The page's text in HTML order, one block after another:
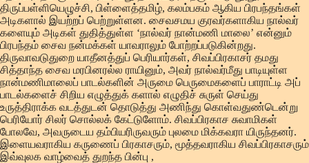
திருப்பள்ளியெழுச்சி, பிள்ளைத்தமிழ், கலம்பகம் ஆகிய பிரபந்தங்கள்
அடிகளால் இயற்றப் பெற்றுள்ளன. சைவசமய குரவர்களாகிய நால்வர்
களையும் அடிகள் துதித்துள்ள ‘நால்வர் நான்மணி மாலை’ என்னும்
பிரபந்தம் சைவ நன்மக்கள் யாவராலும் போற்றப்படுகின்றது.
திருவாவடுதுறை யாதீனத்துப் பெரியார்கள், சிவப்பிரகாசர் தமது
சித்தாந்த சைவ மரபினரல்ல ராயினும், அவர் நால்வர்மீது பாடியுள்ள
நான்மணிமாலைப் பாடல்களின் அருமை பெருமைகளைப் பாராட்டி அப்
பாடல்களைச் சிறிய எழுத்துக் களால் எழுதிச் சுருள் செய்து
உருத்திராக்க வடத்துடன் தொடுத்து அணிந்து கொள்வதுண்டென்று
பெரியோர் சிலர் சொல்லக் கேட்டுளோம். சிவப்பிரகாச சுவாமிகள்
போலவே, அவருடைய தம்பியரிருவரும் புலமை மிக்கவரா யிருந்தனர்.
இளையவராகிய கருணைப் பிரகாசரும், மூத்தவராகிய சிவப்பிரகாசரும்
இவ்வுலக வாழ்வைத் துறந்த பின்பு ,